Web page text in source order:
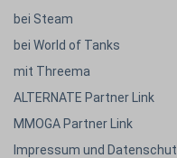
bei Steam
bei World of Tanks
mit Threema
ALTERNATE Partner Link
MMOGA Partner Link
Impressum und